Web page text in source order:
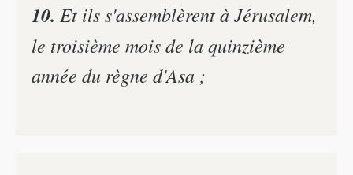
10. Et ils s'assemblèrent à Jérusalem,
le troisième mois de la quinzième
année du règne d'Asa ;